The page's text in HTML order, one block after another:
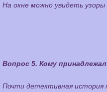
На окне можно увидеть
Вопрос 5. Кому
Почти детективная история